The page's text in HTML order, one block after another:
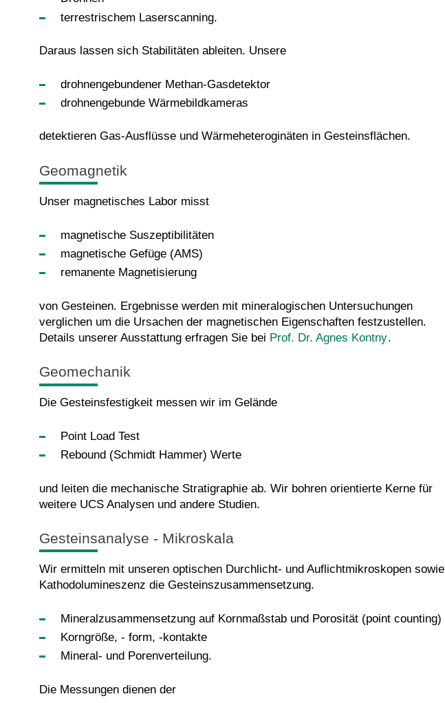
terrestrischem Laserscanning.
Daraus lassen sich Stabilitäten ableiten. Unsere
drohnengebundener Methan-Gasdetektor
drohnengebunde Wärmebildkameras
detektieren Gas-Ausflüsse und Wärmeheteroginäten in Gesteinsflächen.
Geomagnetik
Unser magnetisches Labor misst
magnetische Suszeptibilitäten
magnetische Gefüge (AMS)
remanente Magnetisierung
von Gesteinen. Ergebnisse werden mit mineralogischen Untersuchungen
verglichen um die Ursachen der magnetischen Eigenschaften festzustellen.
Details unserer Ausstattung erfragen Sie bei Prof. Dr. Agnes Kontny.
Geomechanik
Die Gesteinsfestigkeit messen wir im Gelände
Point Load Test
Rebound (Schmidt Hammer) Werte
und leiten die mechanische Stratigraphie ab. Wir bohren orientierte Kerne für
weitere UCS Analysen und andere Studien.
Gesteinsanalyse - Mikroskala
Wir ermitteln mit unseren optischen Durchlicht- und Auflichtmikroskopen sowie
Kathodolumineszenz die Gesteinszusammensetzung.
Mineralzusammensetzung auf Kornmaßstab und Porosität (point counting)
Korngröße, - form, -kontakte
Mineral- und Porenverteilung.
Die Messungen dienen der